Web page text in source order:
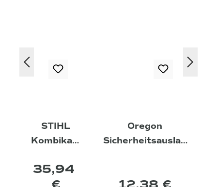
STIHL
Kombikani
35,94
Oregon
Sicherheitsauslau